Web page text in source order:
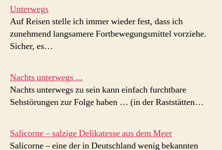
Unterwegs
Auf Reisen stelle ich immer wieder fest, dass ich
zunehmend langsamere Fortbewegungsmittel vorziehe.
Sicher, es…
Nachts unterwegs ...
Nachts unterwegs zu sein kann einfach furchtbare
Sehstörungen zur Folge haben … (in der Raststätten…
Salicorne – salzige Delikatesse aus dem Meer
Salicorne – eine der in Deutschland wenig bekannten